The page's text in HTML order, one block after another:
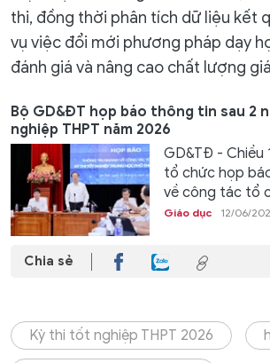
thi, đồng thời phân tích dữ liệu kết
vụ việc đổi mới phương pháp dạy
đánh giá và nâng cao chất lượng
Bộ GD&ĐT họp báo thông tin sau 2
nghiệp THPT năm 2026
GD&TĐ - Chiều
tổ chức họp
về công tác tổ
Giáo dục 12/06/
Chia sẻ
Kỳ thi tốt nghiệp THPT 2026